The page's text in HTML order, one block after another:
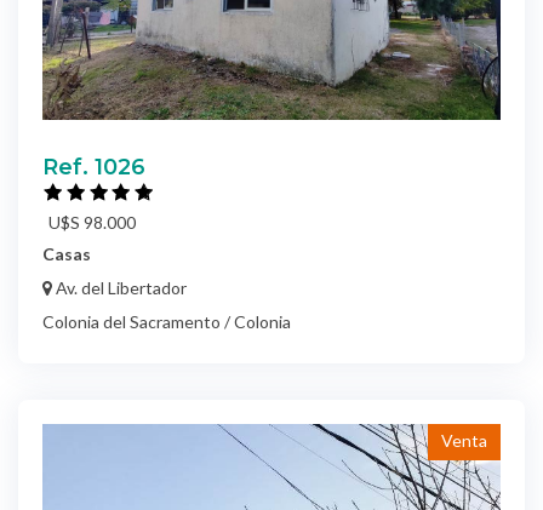
Ref. 1026
U$S 98.000
Casas
Av. del Libertador
Colonia del Sacramento / Colonia
Venta